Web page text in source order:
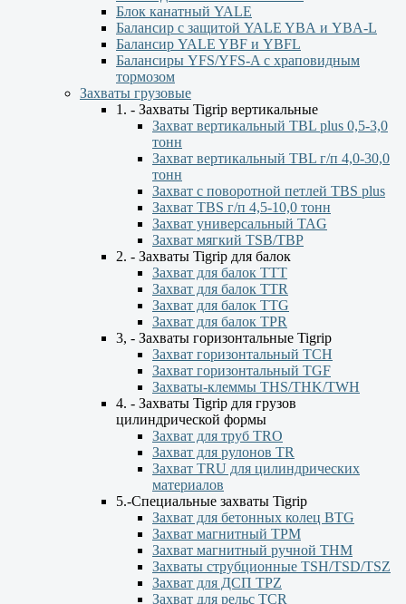
Блок канатный YALE
Балансир с защитой YALE YBА и YBА-L
Балансир YALE YBF и YBFL
Балансиры YFS/YFS-A с храповидным
тормозом
Захваты грузовые
1. - Захваты Tigrip вертикальные
Захват вертикальный TBL plus 0,5-3,0
тонн
Захват вертикальный TBL г/п 4,0-30,0
тонн
Захват с поворотной петлей TBS plus
Захват TBS г/п 4,5-10,0 тонн
Захват универсальный TAG
Захват мягкий TSB/TBP
2. - Захваты Tigrip для балок
Захват для балок ТТТ
Захват для балок TTR
Захват для балок TTG
Захват для балок TPR
3, - Захваты горизонтальные Tigrip
Захват горизонтальный ТСН
Захват горизонтальный ТGF
Захваты-клеммы THS/THK/TWH
4. - Захваты Tigrip для грузов
цилиндрической формы
Захват для труб TRO
Захват для рулонов TR
Захват TRU для цилиндрических
материалов
5.-Специальные захваты Tigrip
Захват для бетонных колец BTG
Захват магнитный TPM
Захват магнитный ручной ТНМ
Захваты струбционные TSH/TSD/TSZ
Захват для ДСП TPZ
Захват для рельс TCR